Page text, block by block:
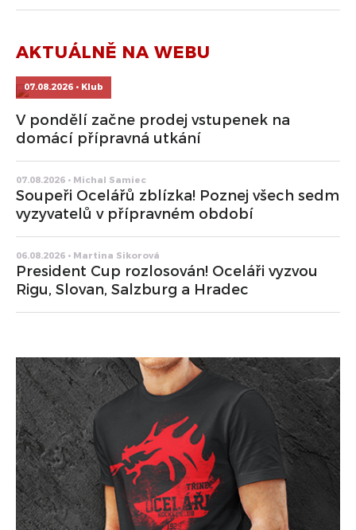
AKTUÁLNĚ NA WEBU
07.08.2026 • Klub
V pondělí začne prodej vstupenek na
domácí přípravná utkání
07.08.2026 • Michal Samiec
Soupeři Ocelářů zblízka! Poznej všech sedm
vyzyvatelů v přípravném období
06.08.2026 • Martina Sikorová
President Cup rozlosován! Oceláři vyzvou
Rigu, Slovan, Salzburg a Hradec